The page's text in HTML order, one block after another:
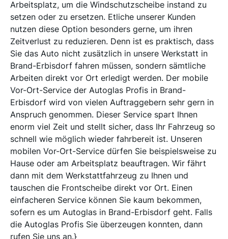
Arbeitsplatz, um die Windschutzscheibe instand zu
setzen oder zu ersetzen. Etliche unserer Kunden
nutzen diese Option besonders gerne, um ihren
Zeitverlust zu reduzieren. Denn ist es praktisch, dass
Sie das Auto nicht zusätzlich in unsere Werkstatt in
Brand-Erbisdorf fahren müssen, sondern sämtliche
Arbeiten direkt vor Ort erledigt werden. Der mobile
Vor-Ort-Service der Autoglas Profis in Brand-
Erbisdorf wird von vielen Auftraggebern sehr gern in
Anspruch genommen. Dieser Service spart Ihnen
enorm viel Zeit und stellt sicher, dass Ihr Fahrzeug so
schnell wie möglich wieder fahrbereit ist. Unseren
mobilen Vor-Ort-Service dürfen Sie beispielsweise zu
Hause oder am Arbeitsplatz beauftragen. Wir fährt
dann mit dem Werkstattfahrzeug zu Ihnen und
tauschen die Frontscheibe direkt vor Ort. Einen
einfacheren Service können Sie kaum bekommen,
sofern es um Autoglas in Brand-Erbisdorf geht. Falls
die Autoglas Profis Sie überzeugen konnten, dann
rufen Sie uns an.}